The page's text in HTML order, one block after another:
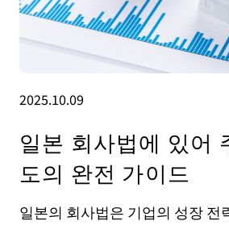
2025.10.09
일본 회사법에 있어
도의 완전 가이드
일본의 회사법은 기업의 성장 전